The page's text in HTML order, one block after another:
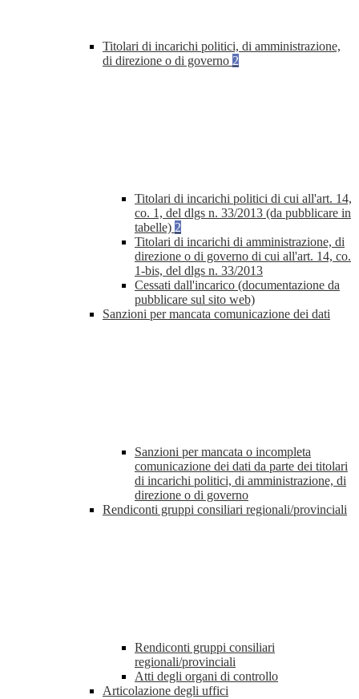
Titolari di incarichi politici, di amministrazione,
di direzione o di governo 2
Titolari di incarichi politici di cui all'art. 14,
co. 1, del dlgs n. 33/2013 (da pubblicare in
tabelle) 2
Titolari di incarichi di amministrazione, di
direzione o di governo di cui all'art. 14, co.
1-bis, del dlgs n. 33/2013
Cessati dall'incarico (documentazione da
pubblicare sul sito web)
Sanzioni per mancata comunicazione dei dati
Sanzioni per mancata o incompleta
comunicazione dei dati da parte dei titolari
di incarichi politici, di amministrazione, di
direzione o di governo
Rendiconti gruppi consiliari regionali/provinciali
Rendiconti gruppi consiliari
regionali/provinciali
Atti degli organi di controllo
Articolazione degli uffici